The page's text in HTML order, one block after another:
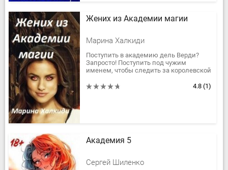
Жених из Академии магии
Марина Халкиди
Поступить в академию дель Верди?
Запросто! Поступить под чужим
именем, чтобы следить за королевской
легкостью. Познакомиться с
4.8 (1)
Академия 5
Сергей Шиленко